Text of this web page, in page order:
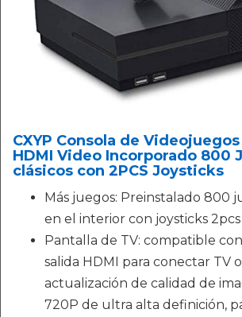
CXYP Consola de
HDMI Video Incorporado 800
clásicos con 2PCS Joysticks
Más juegos: Preinstalado 800
en el interior con joysticks 2pcs
Pantalla de TV: compatible
salida HDMI para conectar TV
actualización de calidad de
720P de ultra alta definición,